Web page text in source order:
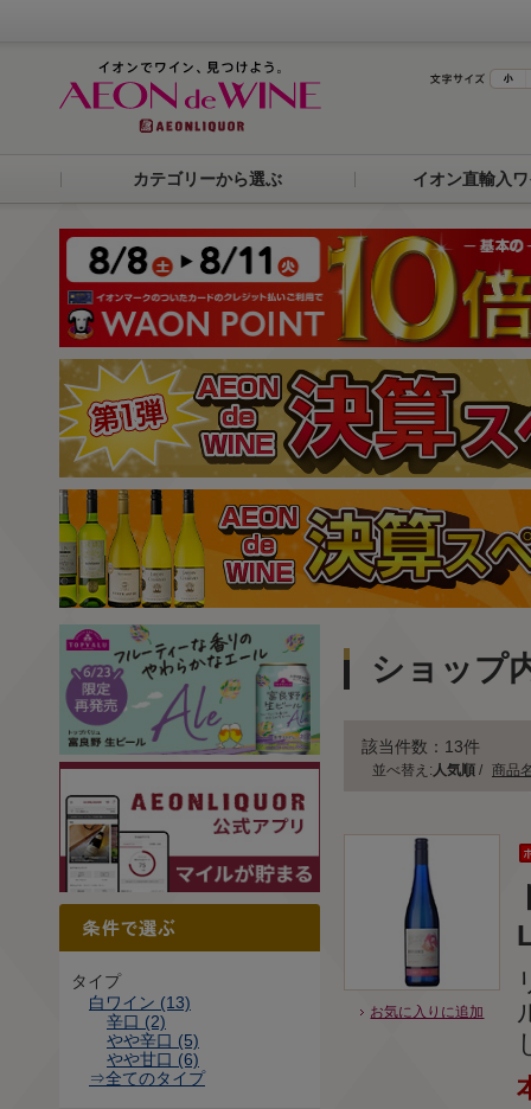
カテゴリーから選ぶ イオン直輸入
ショップ
該当件数：13件
並べ替え: 人気順 / 商品
お気に入りに追加
タイプ
白ワイン (13)
辛口 (2)
やや辛口 (5)
やや甘口 (6)
⇒全てのタイプ